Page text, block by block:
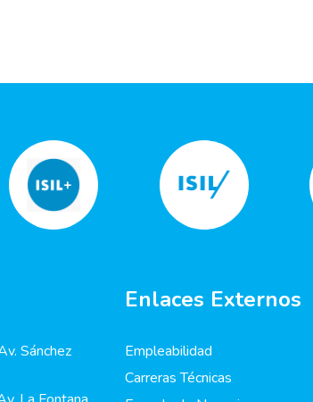
Sánchez
Enlaces Externos
Empleabilidad
Carreras Técnicas